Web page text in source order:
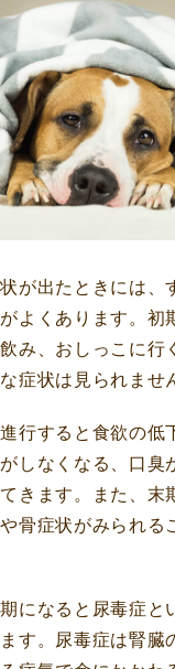
が出たときには、
よくあります。初
み、おしっこに行
症状は見られませ
行すると食欲の低
しなくなる、口臭
きます。また、末
骨症状がみられる
になると尿毒症と
す。尿毒症は腎臓